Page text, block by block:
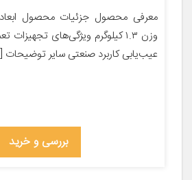
وزن ۱.۳ کیلوگرم ویژگی‌های
عیب‌یابی کاربرد صنعتی سایر
بررسی و خرید